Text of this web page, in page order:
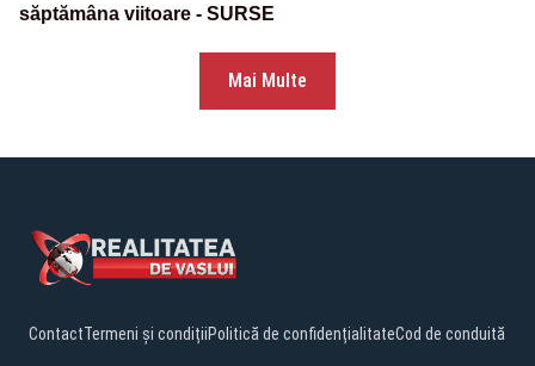
săptămâna viitoare - SURSE
Mai Multe
ContactTermeni și condițiiPolitică de confidențialitateCod de conduită